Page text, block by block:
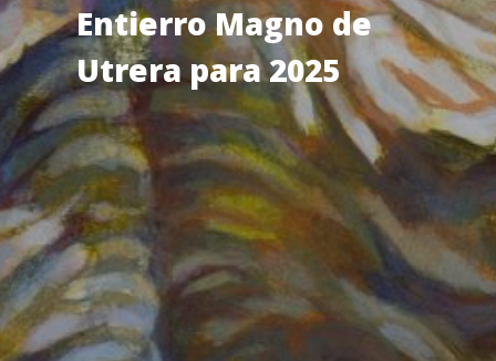
Entierro Magno de
Utrera para 2025